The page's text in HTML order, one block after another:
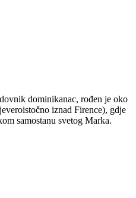
dominikanac, rođen je oko
iznad Firence), gdje
samostanu svetog Marka.